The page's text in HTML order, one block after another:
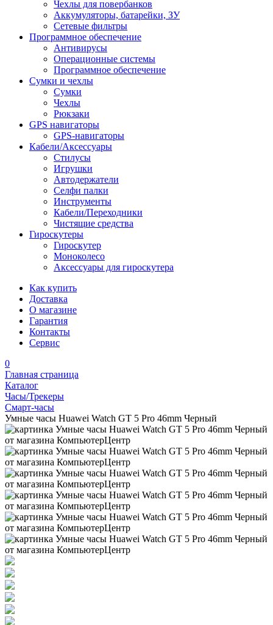
Чехлы для повербанков
Аккумуляторы, батарейки, ЗУ
Сетевые фильтры
Программное обеспечение
Антивирусы
Операционные системы
Программное обеспечение
Сумки и чехлы
Сумки
Чехлы
Рюкзаки
GPS навигаторы
GPS-навигаторы
Кабели/Аксессуары
Стилусы
Игрушки
Автодержатели
Селфи палки
Инструменты
Кабели/Переходники
Чистящие средства
Гироскутеры
Гироскутер
Моноколесо
Аксессуары для гироскутера
Как купить
Доставка
О магазине
Гарантия
Контакты
Сервис
0
Главная страница
Каталог
Часы/Трекеры
Смарт-часы
Умные часы Huawei Watch GT 5 Pro 46mm Черный